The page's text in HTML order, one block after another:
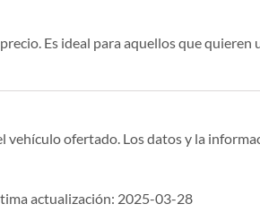
Es ideal para aquellos que
vehículo ofertado. Los datos y la
actualización: 2025-03-28